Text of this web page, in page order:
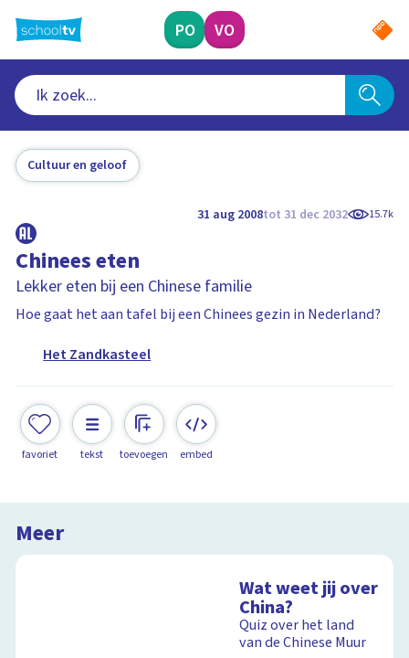
naar
hoofdinhoud
PO VO
Cultuur en geloof
31 aug 2008tot 31 dec 2032 15.7k
Chinees eten
Lekker eten bij een Chinese familie
Hoe gaat het aan tafel bij een Chinees gezin in Nederland?
Het Zandkasteel
favoriet tekst toevoegen embed
Meer
Wat weet jij over
China?
Quiz over het land
van de Chinese Muur